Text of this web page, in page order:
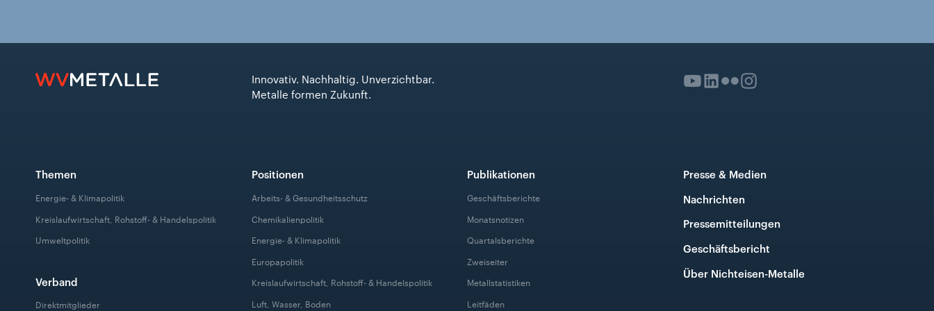
Innovativ. Nachhaltig. Unverzichtbar.
Metalle formen Zukunft.
Themen
Energie- & Klimapolitik
Kreislaufwirtschaft, Rohstoff- & Handelspolitik
Umweltpolitik
Verband
Direktmitglieder
Positionen
Arbeits- & Gesundheitsschutz
Chemikalienpolitik
Energie- & Klimapolitik
Europapolitik
Kreislaufwirtschaft, Rohstoff- & Handelspolitik
Luft, Wasser, Boden
Publikationen
Geschäftsberichte
Monatsnotizen
Quartalsberichte
Zweiseiter
Metallstatistiken
Leitfäden
Presse & Medien
Nachrichten
Pressemitteilungen
Geschäftsbericht
Über Nichteisen-Metalle